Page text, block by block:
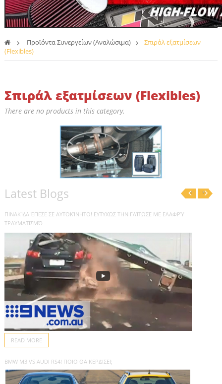
> Προϊόντα Συνεργείων (Αναλώσιμα) >
Σπιράλ εξατμίσεων
(Flexibles)
Σπιράλ εξατμίσεων (Flexibles)
There are no products in this category.
Latest Blogs ‹ ›
ΠΙΝΑΚΊΔΑ ΈΠΕΣΕ ΣΕ ΑΥΤΟΚΊΝΗΤΟ! ΕΥΤΥΧΏΣ ΤΗΝ ΓΛΊΤΩΣΕ ΜΕ ΕΛΑΦΡΎ
ΤΡΑΥΜΑΤΙΣΜΌ
READ MORE
BMW M3 VS AUDI RS4! ΠΟΙΟ ΘΑ ΚΕΡΔΊΣΕΙ;